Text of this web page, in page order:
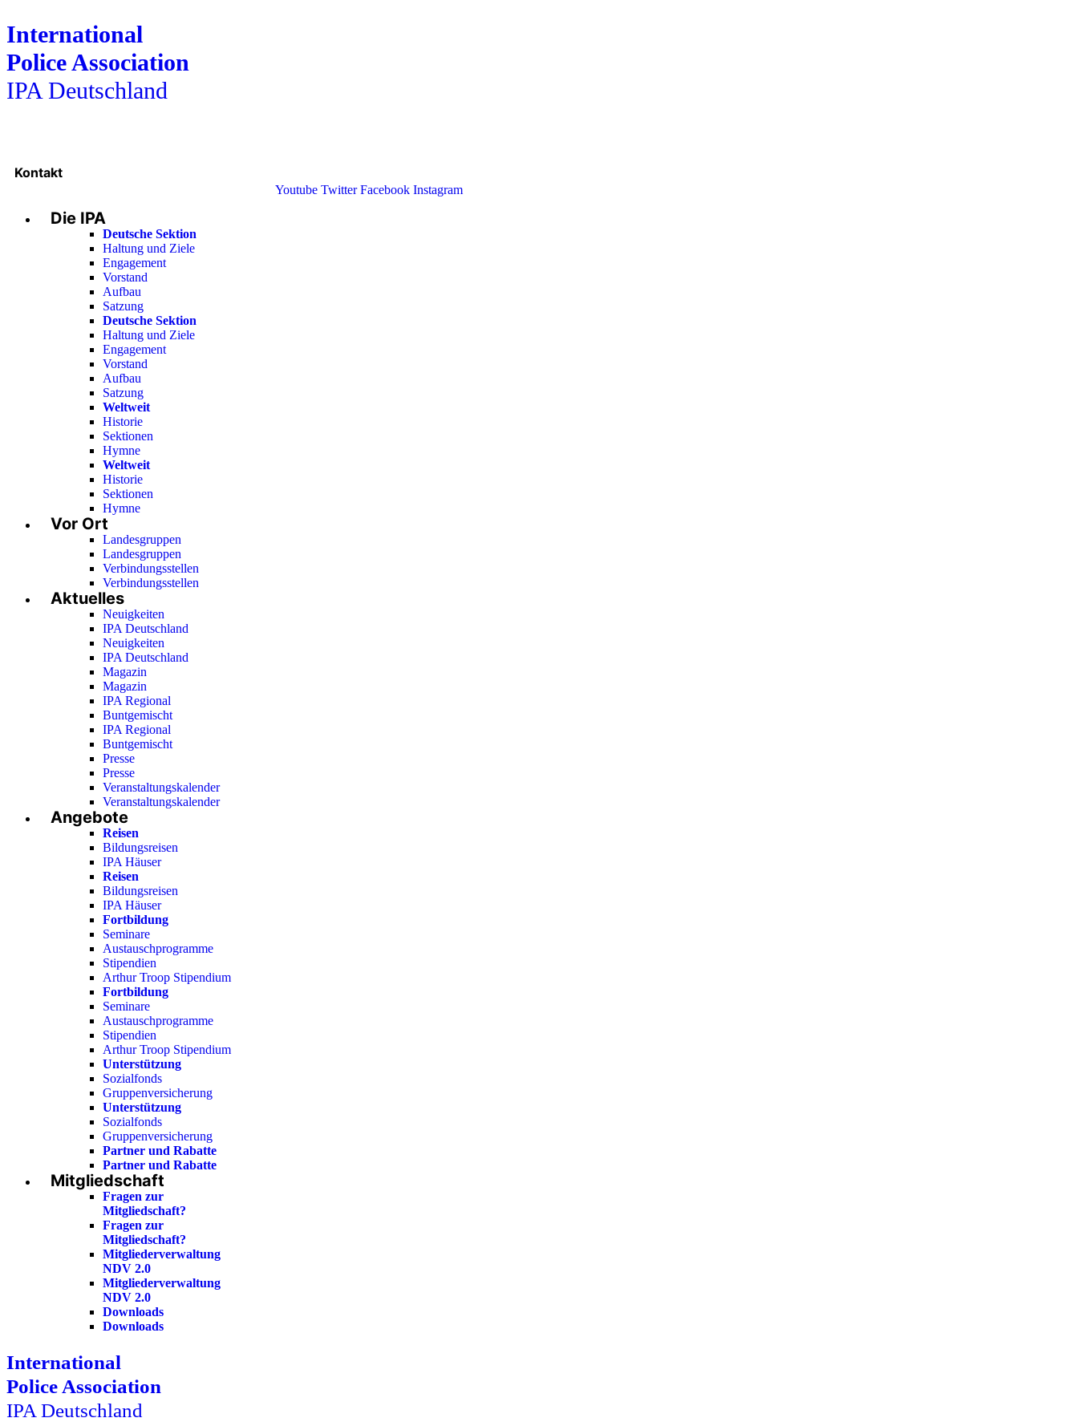
International
Police Association
IPA Deutschland
Kontakt
Youtube Twitter Facebook Instagram
Die IPA
Deutsche Sektion
Haltung und Ziele
Engagement
Vorstand
Aufbau
Satzung
Deutsche Sektion
Haltung und Ziele
Engagement
Vorstand
Aufbau
Satzung
Weltweit
Historie
Sektionen
Hymne
Weltweit
Historie
Sektionen
Hymne
Vor Ort
Landesgruppen
Landesgruppen
Verbindungsstellen
Verbindungsstellen
Aktuelles
Neuigkeiten
IPA Deutschland
Neuigkeiten
IPA Deutschland
Magazin
Magazin
IPA Regional
Buntgemischt
IPA Regional
Buntgemischt
Presse
Presse
Veranstaltungskalender
Veranstaltungskalender
Angebote
Reisen
Bildungsreisen
IPA Häuser
Reisen
Bildungsreisen
IPA Häuser
Fortbildung
Seminare
Austauschprogramme
Stipendien
Arthur Troop Stipendium
Fortbildung
Seminare
Austauschprogramme
Stipendien
Arthur Troop Stipendium
Unterstützung
Sozialfonds
Gruppenversicherung
Unterstützung
Sozialfonds
Gruppenversicherung
Partner und Rabatte
Partner und Rabatte
Mitgliedschaft
Fragen zur
Mitgliedschaft?
Fragen zur
Mitgliedschaft?
Mitgliederverwaltung
NDV 2.0
Mitgliederverwaltung
NDV 2.0
Downloads
Downloads
International
Police Association
IPA Deutschland